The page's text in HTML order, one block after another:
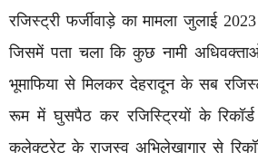
रजिस्ट्री फर्जीवाड़े का मामला जुलाई
जिसमें पता चला कि कुछ नामी
भूमाफिया से मिलकर देहरादून के सब
रूम में घुसपैठ कर रजिस्ट्रियों के
कलेक्ट्रेट के राजस्व अभिलेखागार से